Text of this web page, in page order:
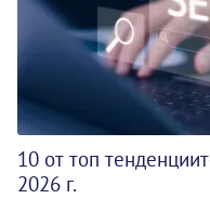
10 от топ
2026 г.